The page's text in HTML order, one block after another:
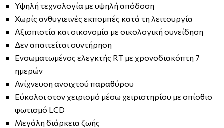
Υψηλή τεχνολογία με υψηλή απόδοση
Χωρίς ανθυγιεινές εκπομπές κατά τη λειτουργία
Αξιοπιστία και οικονομία με οικολογική συνείδηση
Δεν απαιτείται συντήρηση
Ενσωματωμένος ελεγκτής RT με χρονοδιακόπτη 7
ημερών
Ανίχνευση ανοιχτού παραθύρου
Εύκολοι στον χειρισμό μέσω χειριστηρίου με οπίσθιο
φωτισμό LCD
Μεγάλη διάρκεια ζωής